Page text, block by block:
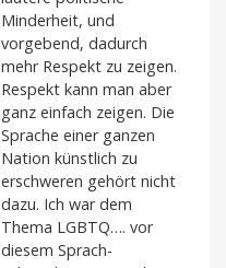
Minderheit, und
vorgebend, dadurch
mehr Respekt zu zeigen.
Respekt kann man aber
ganz einfach zeigen. Die
Sprache einer ganzen
Nation künstlich zu
erschweren gehört nicht
dazu. Ich war dem
Thema LGBTQ…. vor
diesem Sprach-